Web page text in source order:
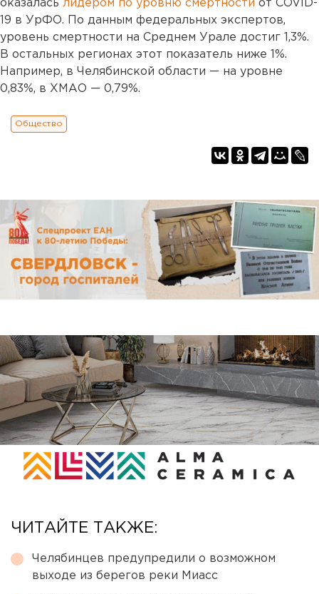
оказалась лидером по уровню смертности от COVID-
19 в УрФО. По данным федеральных экспертов,
уровень смертности на Среднем Урале достиг 1,3%.
В остальных регионах этот показатель ниже 1%.
Например, в Челябинской области — на уровне
0,83%, в ХМАО — 0,79%.
Общество
ЧИТАЙТЕ ТАКЖЕ:
Челябинцев предупредили о возможном
выходе из берегов реки Миасс